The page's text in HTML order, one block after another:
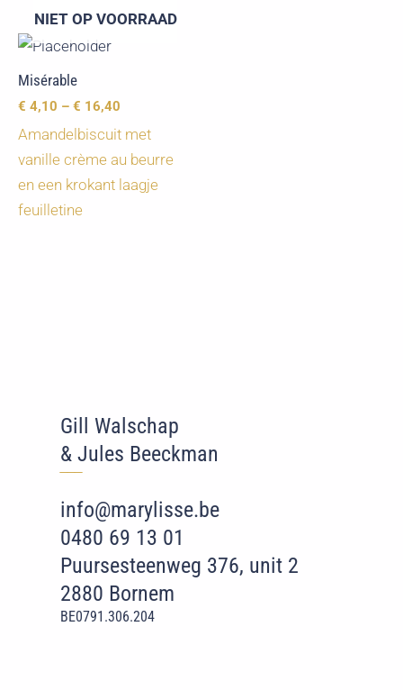
NIET OP VOORRAAD
Misérable
€ 4,10 – € 16,40
Amandelbiscuit met
vanille crème au beurre
en een krokant laagje
feuilletine
Gill Walschap
& Jules Beeckman
info@marylisse.be
0480 69 13 01
Puursesteenweg 376, unit 2
2880 Bornem
BE0791.306.204